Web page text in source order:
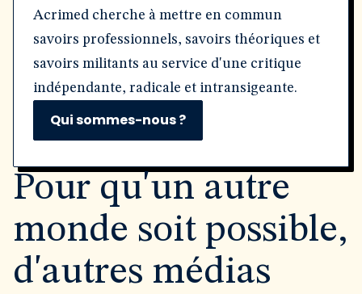
Acrimed cherche à mettre en commun
savoirs professionnels, savoirs théoriques et
savoirs militants au service d'une critique
indépendante, radicale et intransigeante.
Qui sommes-nous ?
Pour qu'un autre
monde soit possible,
d'autres médias